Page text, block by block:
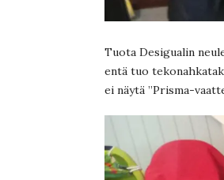
Tuota Desigualin
entä tuo
ei näytä ”Prisma-